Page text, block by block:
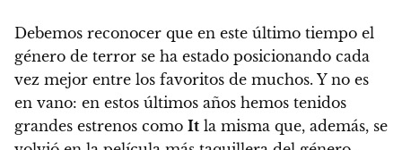
Debemos reconocer que en este último tiempo el
género de terror se ha estado posicionando cada
vez mejor entre los favoritos de muchos. Y no es
en vano: en estos últimos años hemos tenidos
grandes estrenos como It la misma que, además, se